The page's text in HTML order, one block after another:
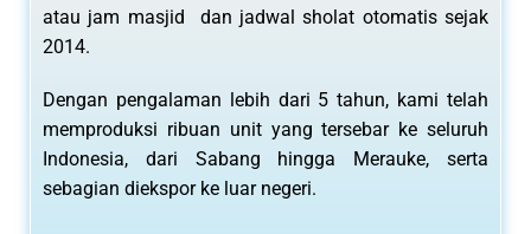
atau jam masjid dan jadwal sholat otomatis sejak
2014.
Dengan pengalaman lebih dari 5 tahun, kami telah
memproduksi ribuan unit yang tersebar ke seluruh
Indonesia, dari Sabang hingga Merauke, serta
sebagian diekspor ke luar negeri.